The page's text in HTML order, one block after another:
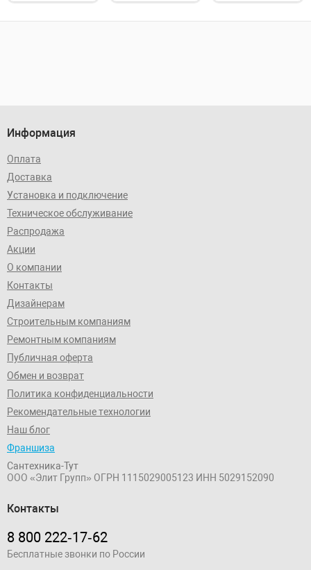
Информация
Оплата
Доставка
Установка и подключение
Техническое обслуживание
Распродажа
Акции
О компании
Контакты
Дизайнерам
Строительным компаниям
Ремонтным компаниям
Публичная оферта
Обмен и возврат
Политика конфиденциальности
Рекомендательные технологии
Наш блог
Франшиза
Сантехника-Тут
ООО «Элит Групп» ОГРН 1115029005123 ИНН 5029152090
Контакты
8 800 222‑17‑62
Бесплатные звонки по России